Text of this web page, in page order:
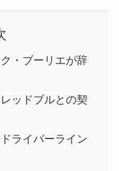
・ブーリエが辞
ッドブルとの契
ライバーライン